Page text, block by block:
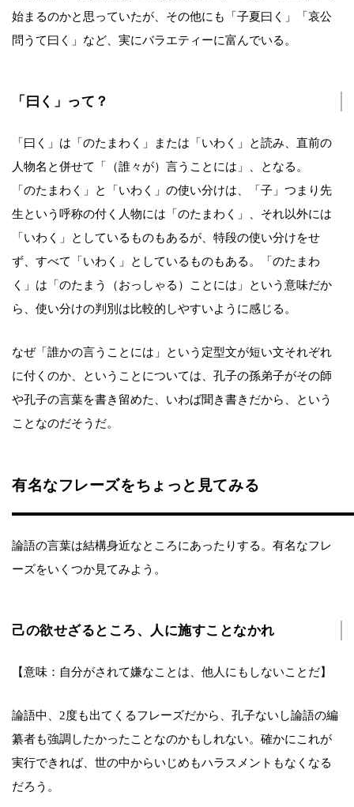
始まるのかと思っていたが、その他にも「子夏曰く」「哀公
問うて曰く」など、実にバラエティーに富んでいる。
「曰く」って？
「曰く」は「のたまわく」または「いわく」と読み、直前の
人物名と併せて「（誰々が）言うことには」、となる。
「のたまわく」と「いわく」の使い分けは、「子」つまり先
生という呼称の付く人物には「のたまわく」、それ以外には
「いわく」としているものもあるが、特段の使い分けをせ
ず、すべて「いわく」としているものもある。「のたまわ
く」は「のたまう（おっしゃる）ことには」という意味だか
ら、使い分けの判別は比較的しやすいように感じる。
なぜ「誰かの言うことには」という定型文が短い文それぞれ
に付くのか、ということについては、孔子の孫弟子がその師
や孔子の言葉を書き留めた、いわば聞き書きだから、という
ことなのだそうだ。
有名なフレーズをちょっと見てみる
論語の言葉は結構身近なところにあったりする。有名なフレ
ーズをいくつか見てみよう。
己の欲せざるところ、人に施すことなかれ
【意味：自分がされて嫌なことは、他人にもしないことだ】
論語中、2度も出てくるフレーズだから、孔子ないし論語の編
纂者も強調したかったことなのかもしれない。確かにこれが
実行できれば、世の中からいじめもハラスメントもなくなる
だろう。